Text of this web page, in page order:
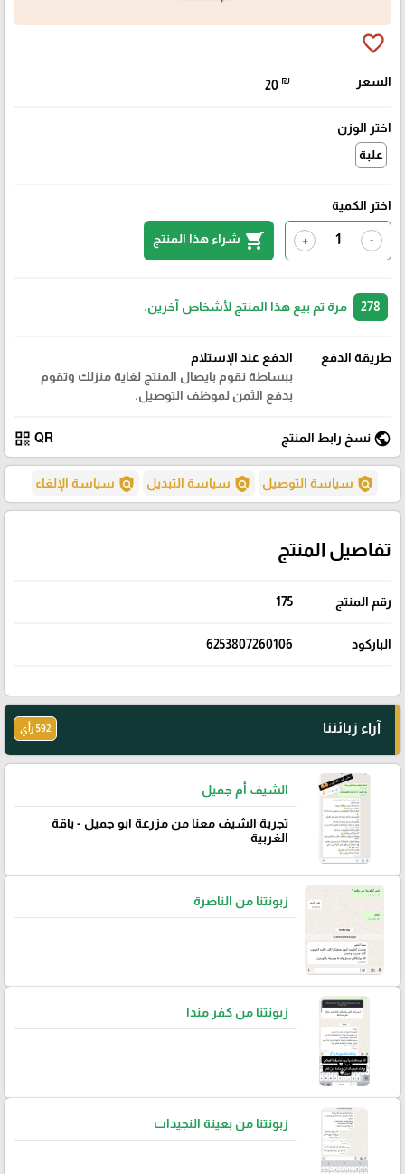
favorite_border
السعر 20 ₪
اختر الوزن
علبة
اختر الكمية
-
+
shopping_cart شراء هذا المنتج
مرة تم بيع هذا المنتج لأشخاص آخرين.
طريقة الدفع
الدفع عند الإستلام
ببساطة نقوم بايصال المنتج لغاية منزلك وتقوم
بدفع الثمن لموظف التوصيل.
public نسخ رابط المنتج QR
qr_code
policy سياسة التوصيل policy سياسة التبديل policy سياسة الإلغاء
تفاصيل المنتج
رقم المنتج 175
الباركود 6253807260106
آراء زبائننا 592 رأي
الشيف أم جميل
تجربة الشيف معنا من مزرعة ابو جميل - باقة
الغربية
زبونتنا من الناصرة
زبونتنا من كفر مندا
زبونتنا من بعينة النجيدات